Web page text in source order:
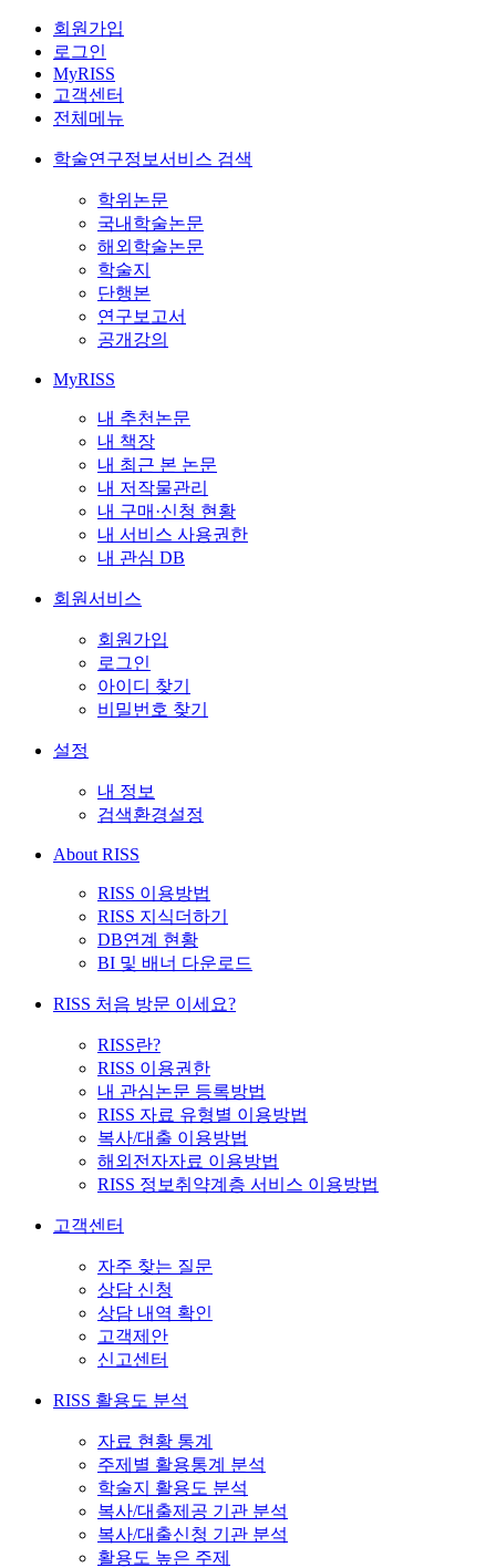
회원가입
로그인
MyRISS
고객센터
전체메뉴
학술연구정보서비스 검색
학위논문
국내학술논문
해외학술논문
학술지
단행본
연구보고서
공개강의
MyRISS
내 추천논문
내 책장
내 최근 본 논문
내 저작물관리
내 구매·신청 현황
내 서비스 사용권한
내 관심 DB
회원서비스
회원가입
로그인
아이디 찾기
비밀번호 찾기
설정
내 정보
검색환경설정
About RISS
RISS 이용방법
RISS 지식더하기
DB연계 현황
BI 및 배너 다운로드
RISS 처음 방문 이세요?
RISS란?
RISS 이용권한
내 관심논문 등록방법
RISS 자료 유형별 이용방법
복사/대출 이용방법
해외전자자료 이용방법
RISS 정보취약계층 서비스 이용방법
고객센터
자주 찾는 질문
상담 신청
상담 내역 확인
고객제안
신고센터
RISS 활용도 분석
자료 현황 통계
주제별 활용통계 분석
학술지 활용도 분석
복사/대출제공 기관 분석
복사/대출신청 기관 분석
활용도 높은 주제